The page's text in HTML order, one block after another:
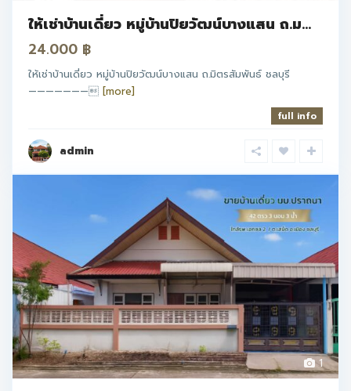
ให้เช่าบ้านเดี่ยว หมู่บ้านปิยวัฒน์บางแสน ถ.ม...
24.000 ฿
ให้เช่าบ้านเดี่ยว หมู่บ้านปิยวัฒน์บางแสน ถ.มิตรสัมพันธ์ ชลบุรี
——————— [more]
full info
admin
1